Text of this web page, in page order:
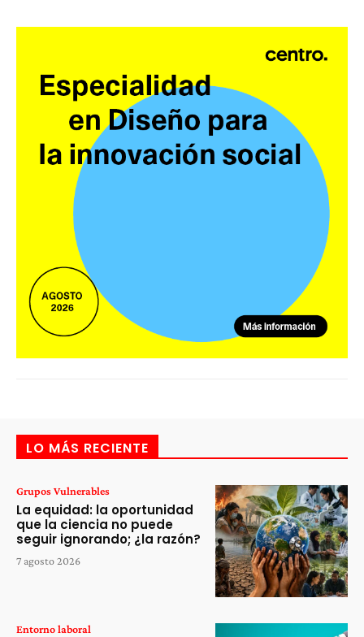
LO MÁS RECIENTE
Grupos Vulnerables
La equidad: la oportunidad
que la ciencia no puede
seguir ignorando; ¿la razón?
7 agosto 2026
Entorno laboral